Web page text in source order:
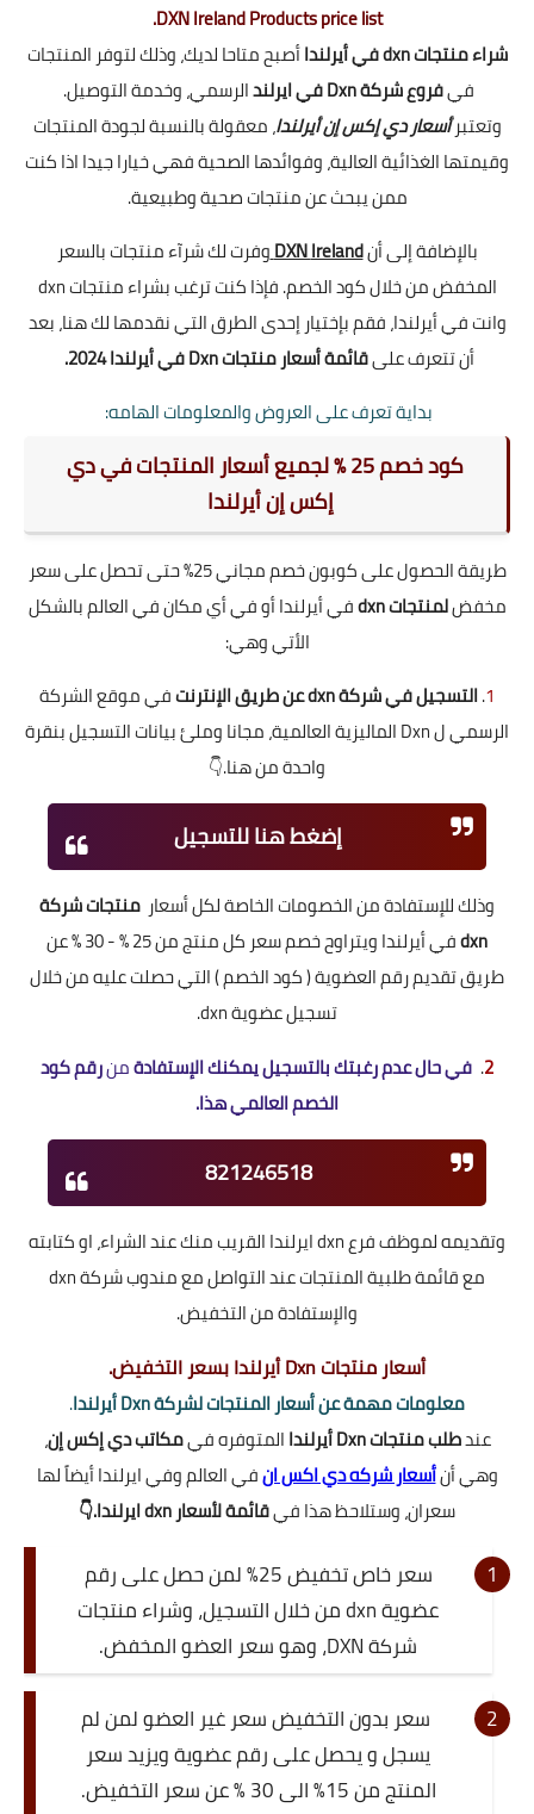
DXN Ireland Products price list.
شراء منتجات dxn في أيرلندا
أصبح متاحا لديك، وذلك لتوفر المنتجات
فيفروع شركة Dxn في ايرلند
الرسمي، وخدمة التوصيل.
وتعتبرأسعار دي إكس إن أيرلندا، معقولة بالنسبة لجودة المنتجات
وقيمتها الغذائية العالية، وفوائدها الصحية فهي خيارا جيدا اذا كنت
ممن يبحث عن منتجات صحية وطبيعية.
بالإضافة إلى أن
DXNIreland
وفرت لك شرآء منتجات بالسعر
المخفض من خلال كود الخصم. فإذا كنت ترغب بشراء منتجات dxn
وانت في أيرلندا، فقم بإختيار إحدى الطرق التي نقدمها لك هنا، بعد
أن تتعرف علىقائمة أسعار منتجات Dxn في أيرلندا 2024.
بداية تعرف على العروض والمعلومات الهامه:
كود خصم 25 % لجميع أسعار المنتجات في دي
إكس إن أيرلندا
طريقة الحصول على كوبون خصم مجاني 25% حتى تحصل على سعر
مخفضلمنتجات dxn
في أيرلندا أو في أي مكان في العالم بالشكل
الأتي وهي:
1
.التسجيل في شركة dxn عن طريق الإنترنت
في موقع الشركة
الرسمي ل Dxn الماليزية العالمية، مجانا وملئ بيانات التسجيل بنقرة
واحدة من هنا.👇
إضغط هنا للتسجيل
وذلك للإستفادة من الخصومات الخاصة لكل أسعار منتجاتشركة
dxn
في أيرلندا ويتراوح خصم سعر كل منتج من 25 % - 30 % عن
طريق تقديم رقم العضوية ( كود الخصم ) التي حصلت عليه من خلال
تسجيل عضوية dxn.
2
. في حال عدم رغبتك بالتسجيل يمكنك الإستفادةمنرقم كود
الخصم العالمي هذا.
821246518
وتقديمه لموظف فرع dxn ايرلندا القريب منك عند الشراء، او كتابته
مع قائمة طلبية المنتجات عند التواصل مع مندوب شركة dxn
والإستفادة من التخفيض.
أسعار منتجات Dxn أيرلندا بسعر التخفيض.
معلومات مهمة عن أسعار المنتجات لشركة Dxn أيرلندا
.
عندطلب منتجات Dxn أيرلندا المتوفره فيمكاتب دي إكس إن،
وهي أنأسعار شركه دي اكس انفي العالم وفي ايرلندا أيضاً لها
سعران، وستلاحظ هذا فيقائمة لأسعار dxn ايرلندا.👇
سعر خاص تخفيض 25% لمن حصل على رقم
عضوية dxn من خلال التسجيل، وشراء منتجات
شركة DXN، وهو سعر العضو المخفض.
سعر بدون التخفيض سعر غير العضو لمن لم
يسجل و يحصل على رقم عضوية ويزيد سعر
المنتج من 15% الى 30 % عن سعر التخفيض.